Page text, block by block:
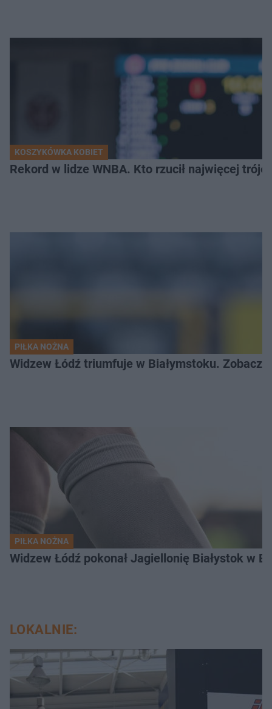
KOSZYKÓWKA KOBIET
Rekord w lidze WNBA. Kto rzucił najwięcej
PIŁKA NOŻNA
Widzew Łódź triumfuje w Białymstoku. Zobacz
PIŁKA NOŻNA
Widzew Łódź pokonał Jagiellonię Białystok w
LOKALNIE: